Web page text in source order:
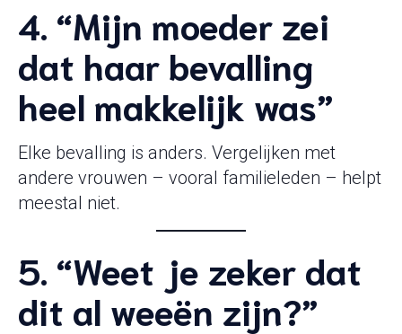
4. “Mijn moeder zei
dat haar bevalling
heel makkelijk was”
Elke bevalling is anders. Vergelijken met
andere vrouwen – vooral familieleden – helpt
meestal niet.
5. “Weet je zeker dat
dit al weeën zijn?”